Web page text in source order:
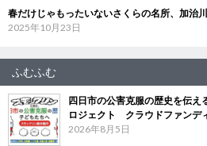
春だけじゃもったいないさくらの名所、加治
2025年10月23日
ふむふむ
四日市の公害克服の歴史を伝え
ロジェクト クラウドファンデ
2026年8月5日